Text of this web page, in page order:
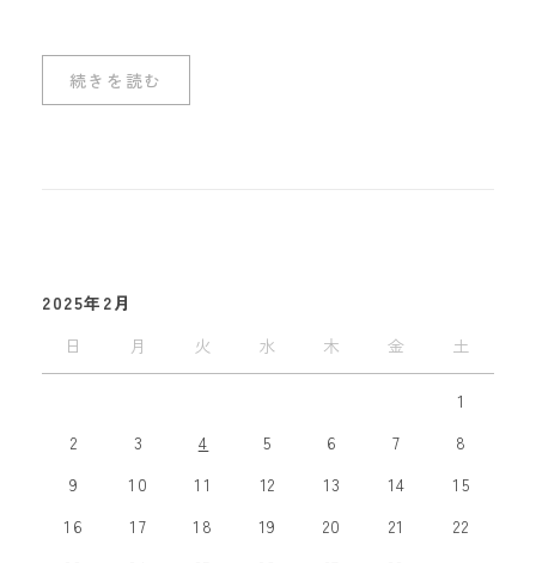
続きを読む
2025年2月
日
月 火 水 木 金 土
1
2
3 4 5 6 7
8
9
10 11 12 13 14
15
16
17 18 19 20 21
22